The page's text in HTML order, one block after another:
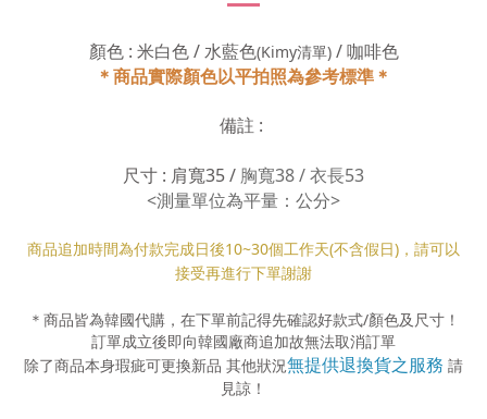
顏色 : 米白色 / 水藍色(Kimy清單)/ 咖啡色
＊商品實際顏色以平拍照為參考標準＊
備註 :
尺寸 : 肩寬35 / 胸寬38 / 衣長53
<測量單位為平量：公分>
商品追加時間為付款完成日後10~30個工作天(不含假日)，請可以
接受再進行下單謝謝
＊商品皆為韓國代購，在下單前記得先確認好款式/顏色及尺寸！
訂單成立後即向韓國廠商追加故無法取消訂單
除了商品本身瑕疵可更換新品 其他狀況無提供退換貨之服務 請
見諒！